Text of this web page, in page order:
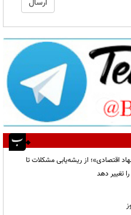
با محور «جهاد اقتصادی»؛ از ریشه‌یابی مشکلات تا
تغییر دهد